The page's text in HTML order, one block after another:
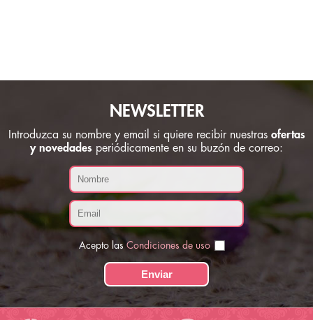
NEWSLETTER
Introduzca su nombre y email si quiere recibir nuestras ofertas
y novedades periódicamente en su buzón de correo:
Acepto las Condiciones de uso